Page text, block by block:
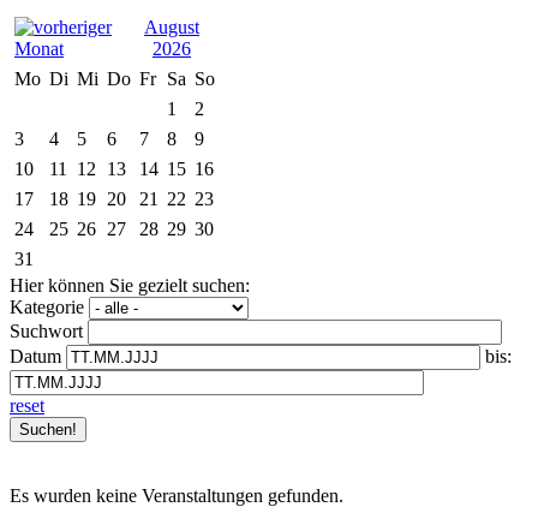
August
2026
Mo Di Mi Do Fr Sa So
1
2
3
4 5 6 7 8
9
10
11 12 13 14 15 16
17
18 19 20 21 22 23
24
25 26 27 28 29 30
31
Hier können Sie gezielt suchen:
Kategorie
Suchwort
Datum
bis:
reset
Es wurden keine Veranstaltungen gefunden.